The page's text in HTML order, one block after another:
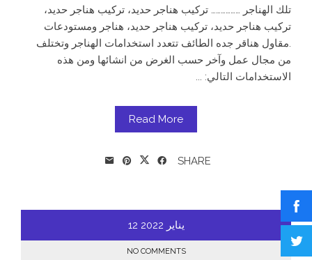
تلك الهناجر ……………… تركيب هناجر حديد، تركيب هناجر حديد،
تركيب هناجر حديد، تركيب هناجر حديد، هناجر ومستودعات
.مقاول هناقر جده الطائف تتعدد استخدامات الهناجر وتختلف
من مجال عمل وآخر حسب الغرض من انشائها ومن هذه
الاستخدامات التالي: ...
Read More
SHARE
يناير 12 2022
NO COMMENTS